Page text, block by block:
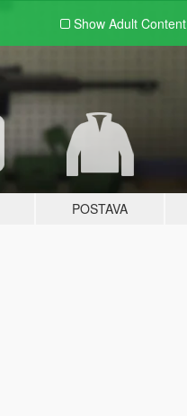
Show Adult Content
POSTAVA